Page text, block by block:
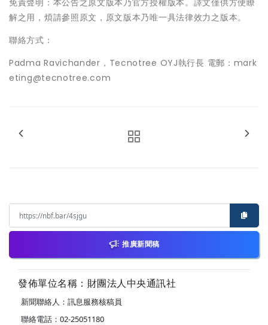
免責聲明：本公告之原文版本乃官方授權版本。譯文僅供方便瞭
解之用，煩請參照原文，原文版本乃唯一具法律效力之版本。
聯絡方式：
Padma Ravichander，Tecnotree OYJ執行長 電郵：mark
eting@tecnotree.com
推廣新聞稿
發佈單位名稱：財團法人中央通訊社
新聞聯絡人：訊息服務核稿員
聯絡電話：02-25051180